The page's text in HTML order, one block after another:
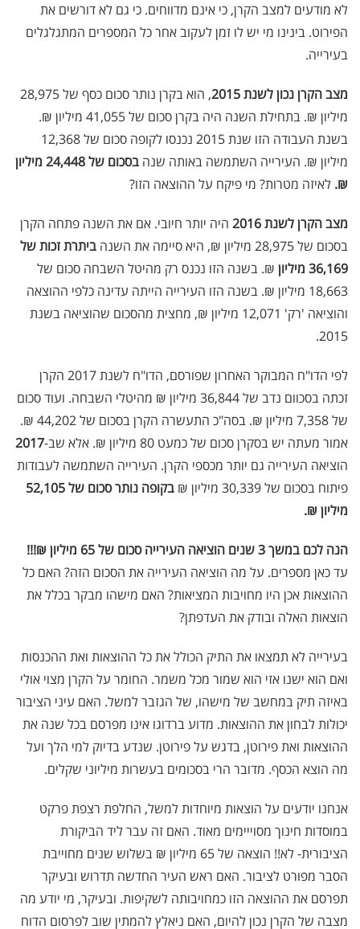
לא מודעים למצב הקרן, כי אינם מדווחים. כי גם לא דורשים את
הפירוט. בינינו מי יש לו זמן לעקוב אחר כל המספרים המתגלגלים
בעירייה.
מצב הקרן נכון לשנת 2015
, הוא בקרן נותר סכום כסף של 28,975
מיליון ₪. בתחילת השנה היה בקרן סכום של 41,055 מיליון ₪.
בשנת העבודה הזו שנת 2015 נכנסו לקופה סכום של 12,368
מיליון ₪. העירייה השתמשה באותה שנה
בסכום של 24,448 מיליון
₪. לאיזה מטרות? מי פיקח על ההוצאה הזו?
מצב הקרן לשנת 2016
היה יותר חיובי. אם את השנה פתחה הקרן
בסכום של 28,975 מיליון ₪, היא סיימה את השנה
ביתרת זכות של
36,169 מיליון
₪. בשנה הזו נכנס רק מהיטל השבחה סכום של
18,663 מיליון ₪. בשנה הזו העירייה הייתה עדינה כלפי ההוצאה
והוציאה 'רק' 12,071 מיליון ₪, מחצית מהסכום שהוציאה בשנת
2015.
לפי הדו"ח המבוקר האחרון שפורסם, הדו"ח לשנת 2017 הקרן
זכתה בסכוום נדב של 36,844 מיליון ₪ מהיטלי השבחה. ועוד סכום
של 7,358 מיליון ₪. בסה"כ התעשרה הקרן בסכום של 44,202 ₪.
אמור מעתה יש בסקרן סכום של כמעט 80 מיליון ₪. אלא שב-
2017
הוציאה העירייה גם יותר מכספי הקרן. העירייה השתמשה לעבודות
פיתוח בסכום של 30,339 מיליון ₪
בקופה נותר סכום של 52,105
מיליון ₪.
הנה לכם במשך 3 שנים הוציאה העירייה סכום של 65 מיליון ₪!!!
עד כאן מספרים. על מה הוציאה העירייה את הסכום הזה? האם כל
ההוצאות אכן היו מחויבות המציאות? האם מישהו מבקר בכלל את
הוצאות האלה ובודק את העדפתן?
בעירייה לא תמצאו את התיק הכולל את כל ההוצאות ואת ההכנסות
ואם הוא ישנו אזי הוא שמור מכל משמר. החומר על הקרן מצוי אולי
באיזה תיק במחשב של מישהו, של הגזבר למשל. האם עיני הציבור
יכולות לבחון את ההוצאות. מדוע ברדוגו אינו מפרסם בכל שנה את
ההוצאות ואת פירוטן, בדגש על פירוטן. שנדע בדיוק למי הלך ועל
מה הוצא הכסף. מדובר הרי בסכומים בעשרות מיליוני שקלים.
אנחנו יודעים על הוצאות מיוחדות למשל, החלפת רצפת פרקט
במוסדות חינוך מסוייימים מאוד. האם זה עבר ליד הביקורת
הציבורית- לא!! הוצאה של 65 מיליון ₪ בשלוש שנים מחוייבת
הסבר מפורט לציבור. האם ראש העיר החדשה תדרוש ובעיקר
תפרסם את ההוצאה הזו כמחויבותה לשקיפות. ובעיקר, מי יודע מה
מצבה של הקרן נכון להיום, האם ניאלץ להמתין שוב לפרסום הדוח